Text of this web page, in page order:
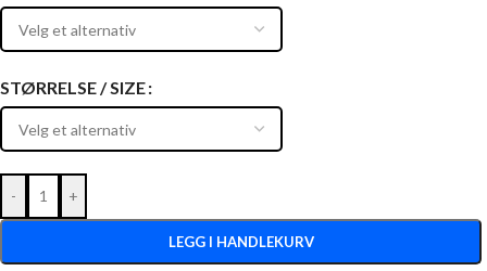
STØRRELSE / SIZE
- +
LEGG I HANDLEKURV